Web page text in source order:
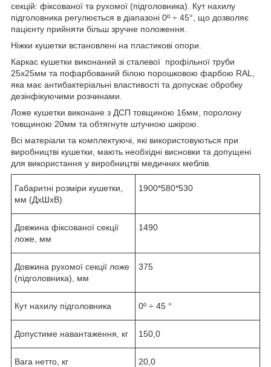
секцій: фіксованої та рухомої (підголовника). Кут нахилу
підголовника регулюється в діапазоні 0º ÷ 45°, що дозволяє
пацієнту прийняти більш зручне положення.
Ніжки кушетки встановлені на пластикові опори.
Каркас кушетки виконаний зі сталевої профільної труби
25х25мм та пофарбований білою порошковою фарбою RAL,
яка має антибактеріальні властивості та допускає обробку
дезінфікуючими розчинами.
Ложе кушетки виконане з ДСП товщиною 16мм, поролону
товщиною 20мм та обтягнуте штучною шкірою.
Всі матеріали та комплектуючі, які використовуються при
виробництві кушетки, мають необхідні висновки та допущені
для використання у виробництві медичних меблів.
Габаритні розміри кушетки,
мм (ДхШхВ)
1900*580*530
Довжина фіксованої секції
ложе, мм
1490
Довжина рухомої секції ложе
(підголовника), мм
375
Кут нахилу підголовника 0º ÷ 45 °
Допустиме навантаження, кг 150,0
Вага нетто, кг 20,0